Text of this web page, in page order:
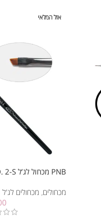
אזל המלאי
PNB מכחול לג’ל 4D. 2-S
מכחולים, מכחולים לג'ל